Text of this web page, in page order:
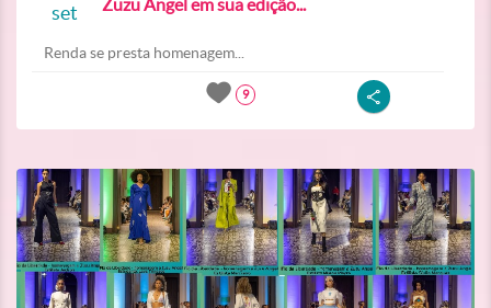
set Zuzu Angel em sua edição...
Renda se presta homenagem...
9